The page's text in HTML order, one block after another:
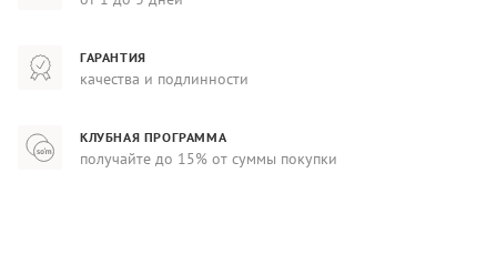
ГАРАНТИЯ
качества и подлинности
КЛУБНАЯ ПРОГРАММА
получайте до 15% от суммы покупки